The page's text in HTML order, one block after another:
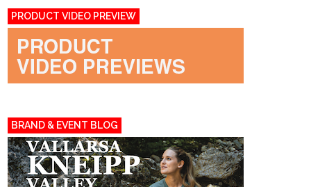
PRODUCT VIDEO PREVIEW
BRAND & EVENT BLOG